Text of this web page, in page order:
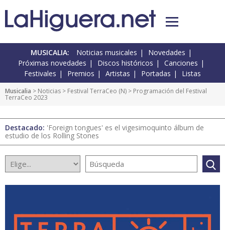
MUSICALIA: Noticias musicales
Novedades
Próximas novedades
Discos históricos
Canciones
Festivales
Premios Artistas Portadas Listas
Musicalia > Noticias > Festival TerraCeo (N) > Programación del Festival
TerraCeo 2023
Destacado: 'Foreign tongues' es el vigesimoquinto álbum de
estudio de los Rolling Stones